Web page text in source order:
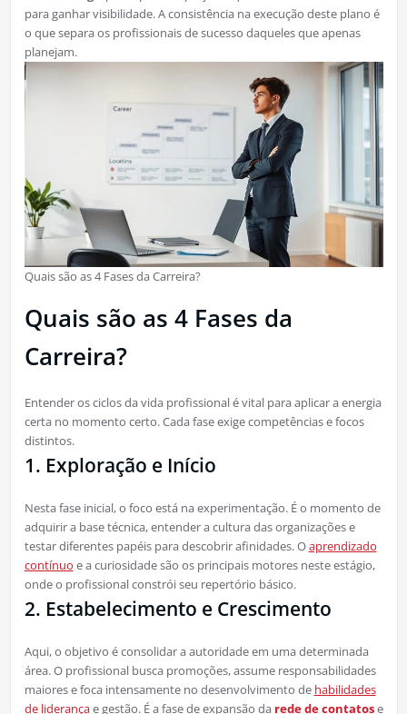
para ganhar visibilidade. A consistência na execução deste plano é
o que separa os profissionais de sucesso daqueles que apenas
planejam.
Quais são as 4 Fases da Carreira?
Quais são as 4 Fases da
Carreira?
Entender os ciclos da vida profissional é vital para aplicar a energia
certa no momento certo. Cada fase exige competências e focos
distintos.
1. Exploração e Início
Nesta fase inicial, o foco está na experimentação. É o momento de
adquirir a base técnica, entender a cultura das organizações e
testar diferentes papéis para descobrir afinidades. Oaprendizado
contínuo e a curiosidade são os principais motores neste estágio,
onde o profissional constrói seu repertório básico.
2. Estabelecimento e Crescimento
Aqui, o objetivo é consolidar a autoridade em uma determinada
área. O profissional busca promoções, assume responsabilidades
maiores e foca intensamente no desenvolvimento de habilidades
de liderançae gestão. É a fase de expansão da rede de contatose